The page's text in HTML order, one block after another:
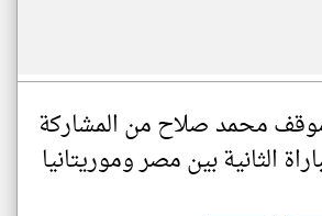
محمد صلاح من المشاركة
الثانية بين مصر وموريتانيا